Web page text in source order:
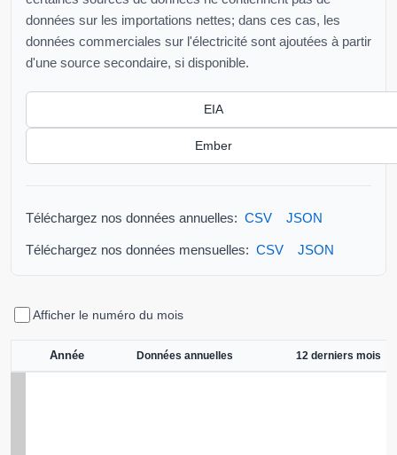
données sur les importations nettes; dans ces cas, les
données commerciales sur l'électricité sont ajoutées à partir
d'une source secondaire, si disponible.
EIA
Ember
Téléchargez nos données annuelles: CSV JSON
Téléchargez nos données mensuelles: CSV JSON
Afficher le numéro du mois
Année Données annuelles 12 derniers mois